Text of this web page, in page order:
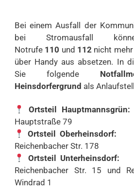
Bei einem Ausfall der
bei Stromausfall
Notrufe 110 und 112 nicht
über Handy aus absetzen. In
Sie folgende
Heinsdorfergrund als
Ortsteil Hauptmannsgrün:
Hauptstraße 79
Ortsteil Oberheinsdorf:
Reichenbacher Str. 178
Ortsteil Unterheinsdorf:
Reichenbacher Str. 15 und
Windrad 1